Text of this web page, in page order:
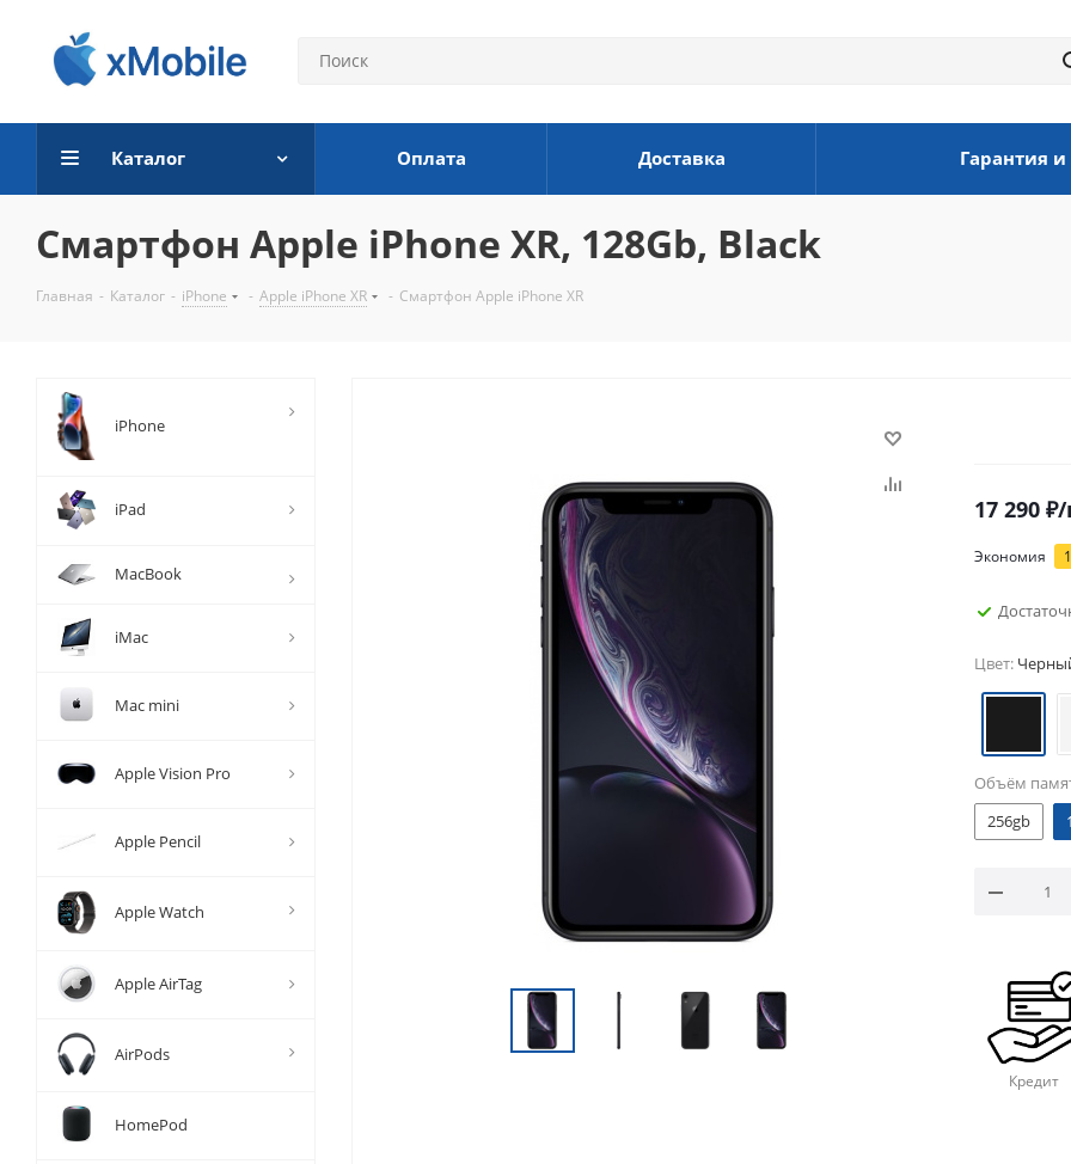
Каталог Оплата Доставка Гарантия и
Смартфон Apple iPhone XR, 128Gb, Black
Главная - Каталог - iPhone - Apple iPhone XR - Смартфон Apple iPhone XR
17 290 ₽/
Экономия
Цвет:
Объём
256gb
Кредит
iPhone
iPad
MacBook
iMac
Mac mini
Apple Vision Pro
Apple Pencil
Apple Watch
Apple AirTag
AirPods
HomePod